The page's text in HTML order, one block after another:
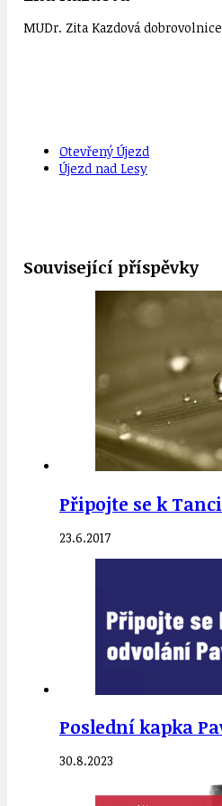
MUDr. Zita Kazdová
Otevřený Újezd
Újezd nad Lesy
Související příspěvky
Připojte se k
23.6.2017
Poslední kapka
30.8.2023